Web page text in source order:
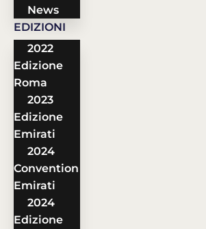
News
EDIZIONI
2022
Edizione
Roma
2023
Edizione
Emirati
2024
Convention
Emirati
2024
Edizione